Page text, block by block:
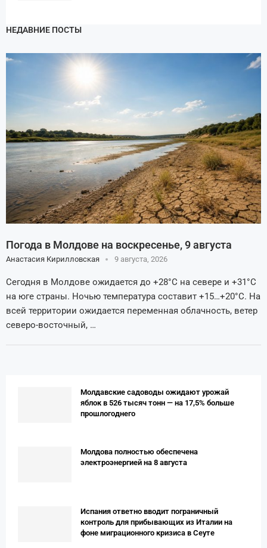
НЕДАВНИЕ ПОСТЫ
Погода в Молдове на воскресенье, 9 августа
Анастасия Кирилловская 9 августа, 2026
Сегодня в Молдове ожидается до +28°C на севере и +31°C
на юге страны. Ночью температура составит +15…+20°C. На
всей территории ожидается переменная облачность, ветер
северо-восточный, …
Молдавские садоводы ожидают урожай
яблок в 526 тысяч тонн — на 17,5% больше
прошлогоднего
Молдова полностью обеспечена
электроэнергией на 8 августа
Испания ответно вводит пограничный
контроль для прибывающих из Италии на
фоне миграционного кризиса в Сеуте